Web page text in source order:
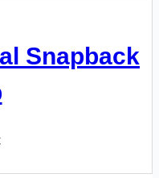
Snapback